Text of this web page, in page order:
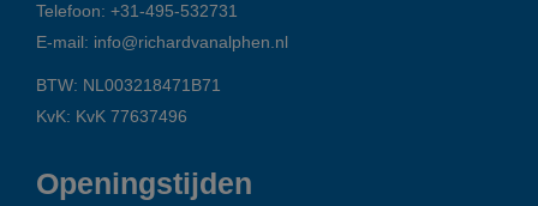
Telefoon: +31-495-532731
E-mail: info@richardvanalphen.nl
BTW: NL003218471B71
KvK: KvK 77637496
Openingstijden